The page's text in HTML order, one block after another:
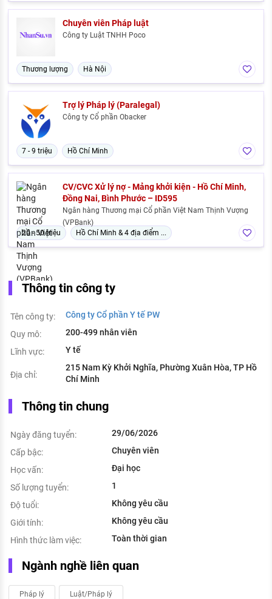
Chuyên viên Pháp luật
Công ty Luật TNHH Poco
Thương lượng Hà Nội
Trợ lý Pháp lý (Paralegal)
Công ty Cổ phần Obacker
7 - 9 triệu Hồ Chí Minh
CV/CVC Xử lý nợ - Mảng khởi kiện - Hồ Chí Minh,
Đồng Nai, Bình Phước – ID595
Ngân hàng Thương mại Cổ phần Việt Nam Thịnh Vượng
(VPBank)
20 - 50 triệu
Hồ Chí Minh & 4 địa điểm ...
Thông tin công ty
Tên công ty:
Công ty Cổ phần Y tế PW
Quy mô:
200-499 nhân viên
Lĩnh vực:
Y tế
Địa chỉ:
215 Nam Kỳ Khởi Nghĩa, Phường Xuân Hòa, TP Hồ
Chí Minh
Thông tin chung
Ngày đăng tuyển:
29/06/2026
Cấp bậc:
Chuyên viên
Học vấn:
Đại học
Số lượng tuyển:
1
Độ tuổi:
Không yêu cầu
Giới tính:
Không yêu cầu
Hình thức làm việc:
Toàn thời gian
Ngành nghề liên quan
Pháp lý Luật/Pháp lý